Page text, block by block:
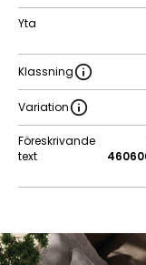
Yta
Klassning
Variation
Föreskrivande
text